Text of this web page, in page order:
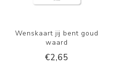
Wenskaart jij bent goud
waard
€2,65